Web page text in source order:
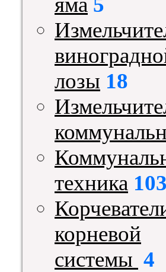
лозы 18
техника 103
корневой
системы 4